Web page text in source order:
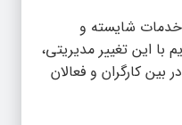
خدمات شایسته و
با این تغییر مدیریتی،
کارگران و فعالان